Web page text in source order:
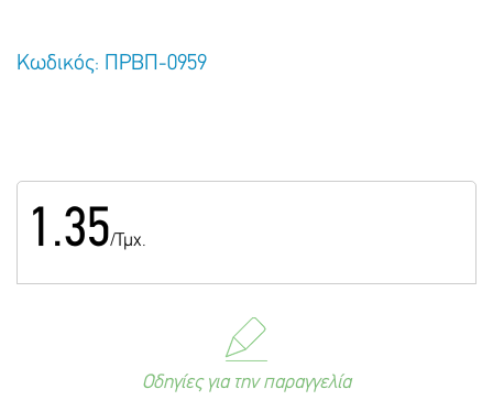
Κωδικός: ΠΡΒΠ-0959
1.35/Τμχ.
Οδηγίες για την παραγγελία